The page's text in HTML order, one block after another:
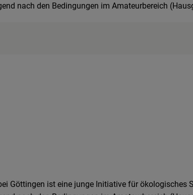
nach den Bedingungen im Amateurbereich
Göttingen ist eine junge Initiative für